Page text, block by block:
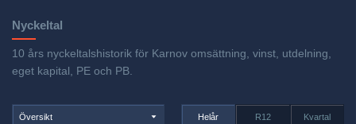
Nyckeltal
10 års nyckeltalshistorik för Karnov omsättning, vinst, utdelning,
eget kapital, PE och PB.
Översikt Helår R12 Kvartal